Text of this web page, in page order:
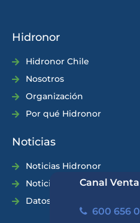
Canal
600 656
Hidronor
Hidronor Chile
Nosotros
Organización
Por qué Hidronor
Noticias
Noticias Hidronor
Noticias Industria
Datos Prácticos